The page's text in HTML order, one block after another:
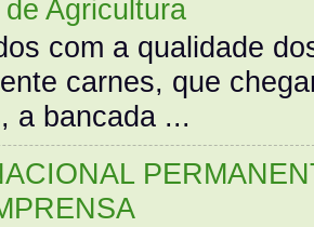
Agricultura
com a qualidade
carnes, que
a bancada ...